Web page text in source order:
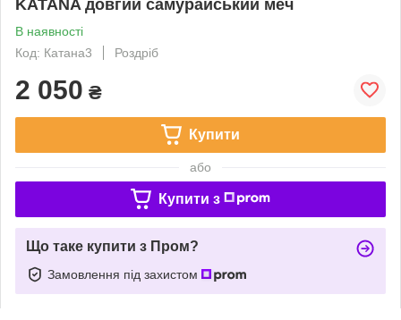
KATANA довгий самурайський меч
В наявності
Код: Катана3
Роздріб
2 050 ₴
Купити
або
Купити з
Що таке купити з Пром?
Замовлення під захистом